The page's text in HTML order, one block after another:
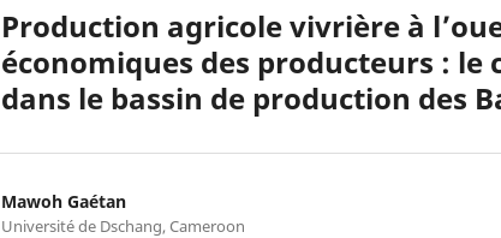
Production agricole vivrière à
économiques des producteurs :
dans le bassin de production des
Mawoh Gaétan
Université de Dschang, Cameroon